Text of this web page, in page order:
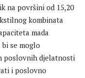
na površini od 15,20
kombinata
mada
se moglo
poslovnih djelatnosti
i poslovno